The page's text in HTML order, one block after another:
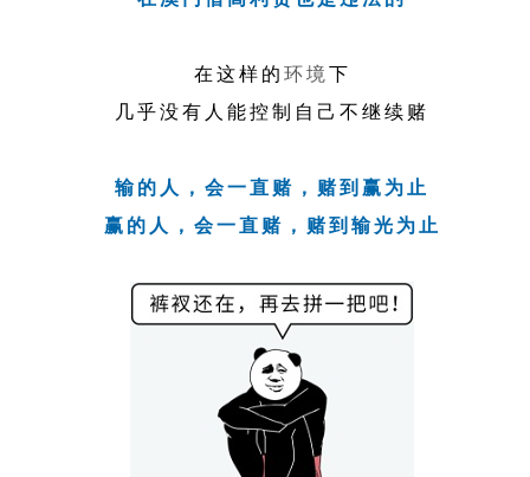
在这样的环境下
几乎没有人能控制自己不继续赌
输的人，会一直赌，赌到赢为止
赢的人，会一直赌，赌到输光为止